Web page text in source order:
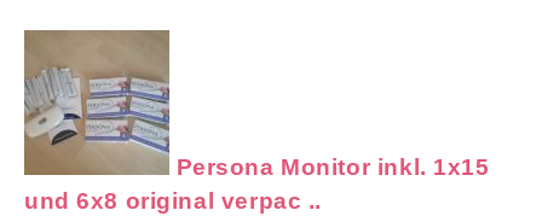
Persona Monitor inkl. 1x15
und 6x8 original verpac ..